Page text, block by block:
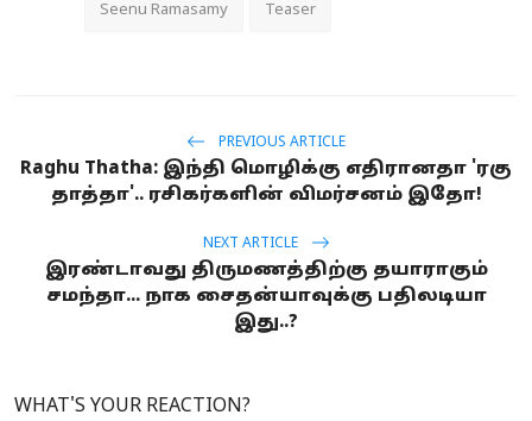
Seenu Ramasamy Teaser
PREVIOUS ARTICLE
Raghu Thatha: இந்தி மொழிக்கு எதிரானதா 'ரகு
தாத்தா'.. ரசிகர்களின் விமர்சனம் இதோ!
NEXT ARTICLE
இரண்டாவது திருமணத்திற்கு தயாராகும்
சமந்தா... நாக சைதன்யாவுக்கு பதிலடியா
இது..?
WHAT'S YOUR REACTION?